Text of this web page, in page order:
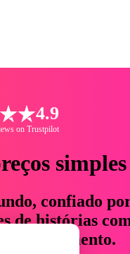
4.9
on Trustpilot
simples
confiado
de histórias
e orçamento.